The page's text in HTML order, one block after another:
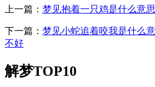
上一篇： 梦见抱着一只鸡是什么意
下一篇： 梦见小蛇追着咬我是什么
不好
解梦TOP10